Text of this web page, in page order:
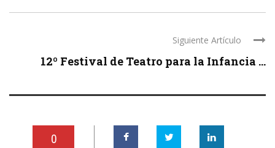
Siguiente Artículo
12º Festival de Teatro para la Infancia ...
0